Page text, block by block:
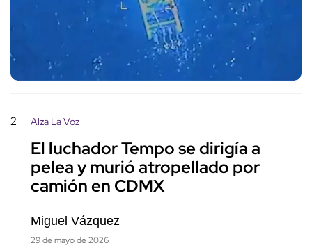
2 Alza La Voz
El luchador Tempo se dirigía a
pelea y murió atropellado por
camión en CDMX
Miguel Vázquez
29 de mayo de 2026